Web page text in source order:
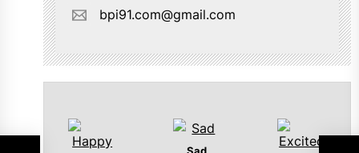
bpi91.com@gmail.com